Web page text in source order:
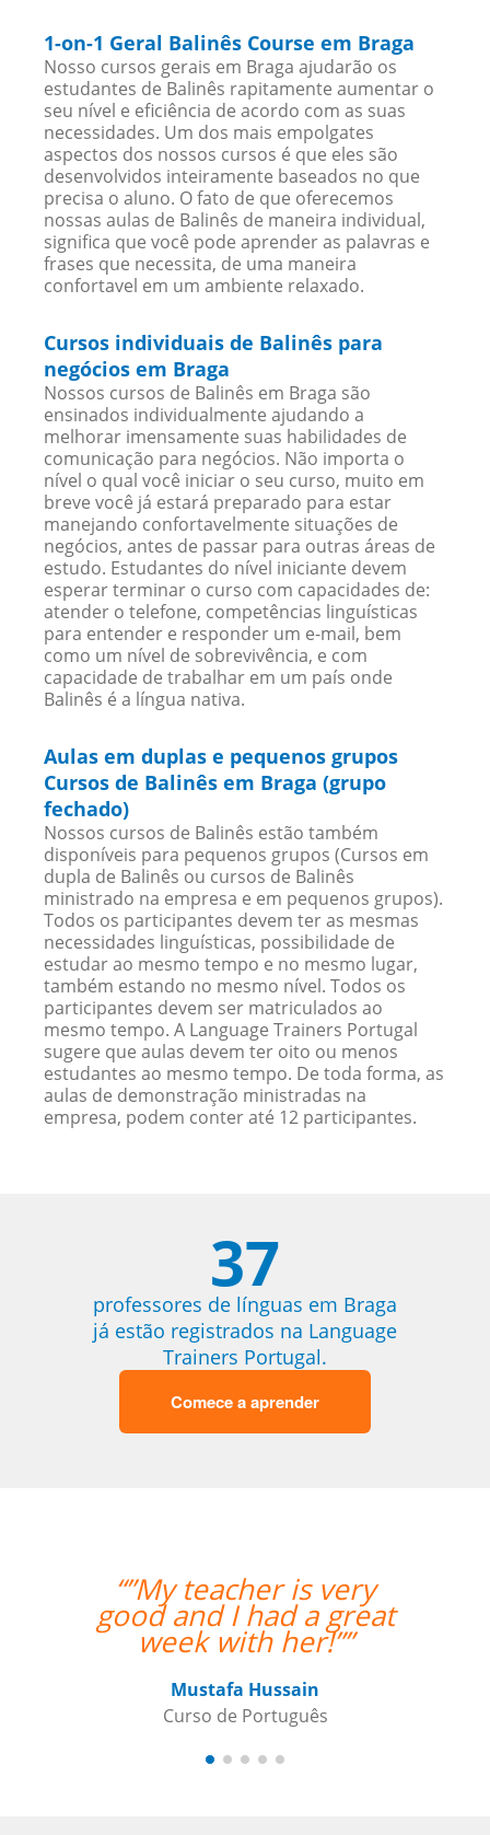
1-on-1 Geral Balinês Course em Braga
Nosso cursos gerais em Braga ajudarão os
estudantes de Balinês rapitamente aumentar o
seu nível e eficiência de acordo com as suas
necessidades. Um dos mais empolgates
aspectos dos nossos cursos é que eles são
desenvolvidos inteiramente baseados no que
precisa o aluno. O fato de que oferecemos
nossas aulas de Balinês de maneira individual,
significa que você pode aprender as palavras e
frases que necessita, de uma maneira
confortavel em um ambiente relaxado.
Cursos individuais de Balinês para
negócios em Braga
Nossos cursos de Balinês em Braga são
ensinados individualmente ajudando a
melhorar imensamente suas habilidades de
comunicação para negócios. Não importa o
nível o qual você iniciar o seu curso, muito em
breve você já estará preparado para estar
manejando confortavelmente situações de
negócios, antes de passar para outras áreas de
estudo. Estudantes do nível iniciante devem
esperar terminar o curso com capacidades de:
atender o telefone, competências linguísticas
para entender e responder um e-mail, bem
como um nível de sobrevivência, e com
capacidade de trabalhar em um país onde
Balinês é a língua nativa.
Aulas em duplas e pequenos grupos
Cursos de Balinês em Braga (grupo
fechado)
Nossos cursos de Balinês estão também
disponíveis para pequenos grupos (Cursos em
dupla de Balinês ou cursos de Balinês
ministrado na empresa e em pequenos grupos).
Todos os participantes devem ter as mesmas
necessidades linguísticas, possibilidade de
estudar ao mesmo tempo e no mesmo lugar,
também estando no mesmo nível. Todos os
participantes devem ser matriculados ao
mesmo tempo. A Language Trainers Portugal
sugere que aulas devem ter oito ou menos
estudantes ao mesmo tempo. De toda forma, as
aulas de demonstração ministradas na
empresa, podem conter até 12 participantes.
37
professores de línguas em Braga
já estão registrados na Language
Trainers Portugal.
Comece a aprender
“”My teacher is very
good and I had a great
week with her!””
Mustafa Hussain
Curso de Português